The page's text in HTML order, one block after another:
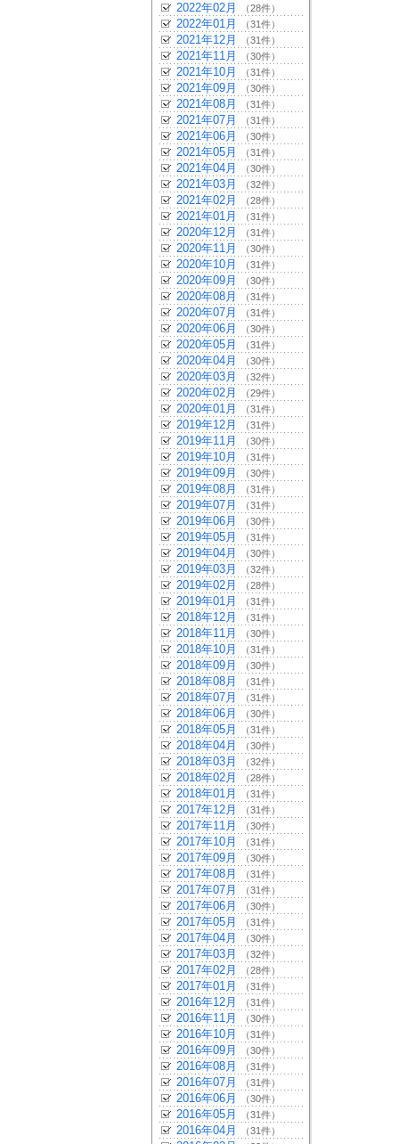
2022年02月 （28件）
2022年01月 （31件）
2021年12月 （31件）
2021年11月 （30件）
2021年10月 （31件）
2021年09月 （30件）
2021年08月 （31件）
2021年07月 （31件）
2021年06月 （30件）
2021年05月 （31件）
2021年04月 （30件）
2021年03月 （32件）
2021年02月 （28件）
2021年01月 （31件）
2020年12月 （31件）
2020年11月 （30件）
2020年10月 （31件）
2020年09月 （30件）
2020年08月 （31件）
2020年07月 （31件）
2020年06月 （30件）
2020年05月 （31件）
2020年04月 （30件）
2020年03月 （32件）
2020年02月 （29件）
2020年01月 （31件）
2019年12月 （31件）
2019年11月 （30件）
2019年10月 （31件）
2019年09月 （30件）
2019年08月 （31件）
2019年07月 （31件）
2019年06月 （30件）
2019年05月 （31件）
2019年04月 （30件）
2019年03月 （32件）
2019年02月 （28件）
2019年01月 （31件）
2018年12月 （31件）
2018年11月 （30件）
2018年10月 （31件）
2018年09月 （30件）
2018年08月 （31件）
2018年07月 （31件）
2018年06月 （30件）
2018年05月 （31件）
2018年04月 （30件）
2018年03月 （32件）
2018年02月 （28件）
2018年01月 （31件）
2017年12月 （31件）
2017年11月 （30件）
2017年10月 （31件）
2017年09月 （30件）
2017年08月 （31件）
2017年07月 （31件）
2017年06月 （30件）
2017年05月 （31件）
2017年04月 （30件）
2017年03月 （32件）
2017年02月 （28件）
2017年01月 （31件）
2016年12月 （31件）
2016年11月 （30件）
2016年10月 （31件）
2016年09月 （30件）
2016年08月 （31件）
2016年07月 （31件）
2016年06月 （30件）
2016年05月 （31件）
2016年04月 （31件）